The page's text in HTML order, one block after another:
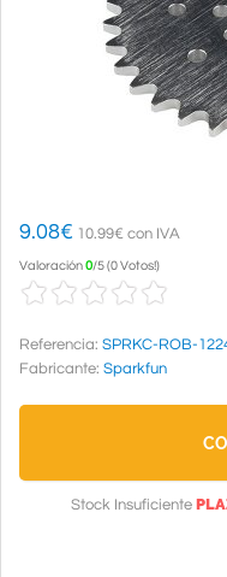
9.08€ 10.99€ con IVA
Valoración0/5(0 Votos!)
Referencia: SPRKC-ROB-
Fabricante: Sparkfun
Stock Insuficiente